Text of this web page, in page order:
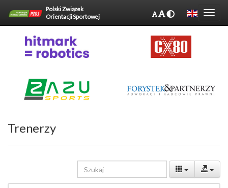
Polski Związek
Orientacji Sportowej
Trenerzy